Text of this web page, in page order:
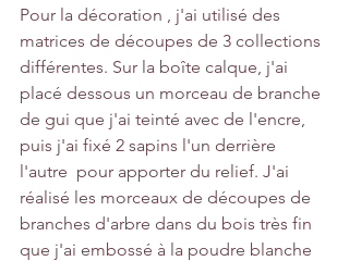
Pour la décoration , j'ai utilisé des
matrices de découpes de 3 collections
différentes. Sur la boîte calque, j'ai
placé dessous un morceau de branche
de gui que j'ai teinté avec de l'encre,
puis j'ai fixé 2 sapins l'un derrière
l'autre  pour apporter du relief. J'ai
réalisé les morceaux de découpes de
branches d'arbre dans du bois très fin
que j'ai embossé à la poudre blanche